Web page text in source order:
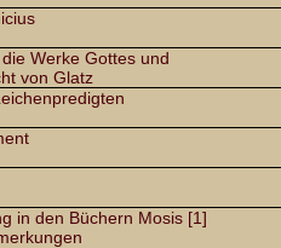
Werke Gottes und
von Glatz
in den Büchern Mosis [1]